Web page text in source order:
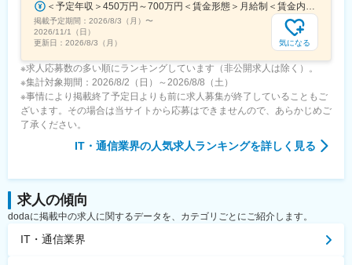
＜予定年収＞450万円～700万円＜賃金形態＞月給制＜賃金内訳＞月額（基本給）：274,000円～400,000円＜月給＞274,000円～400,000円＜昇給有無＞有＜残業手当＞有＜給与補足＞※経験・スキルを考慮のうえ、当社規定にて決定■昇給：年1回■賞与：年2回（7月・12月）賃金はあくまでも目安の金額であり、選考を通じて上下する可能性があります。月給(月額)は固定手当を含めた表記です。
掲載予定期間： 2026/8/3（月） 〜
2026/11/1（日）
更新日： 2026/8/3（月） 気になる
※求人応募数の多い順にランキングしています（非公開求人は除く）。
※集計対象期間：2026/8/2（日）～2026/8/8（土）
※事情により掲載終了予定日よりも前に求人募集が終了していることもご
ざいます。その場合は当サイトから応募はできませんので、あらかじめご
了承ください。
IT・通信業界の人気求人ランキングを詳しく見る
求人の傾向
dodaに掲載中の求人に関するデータを、カテゴリごとにご紹介します。
IT・通信業界